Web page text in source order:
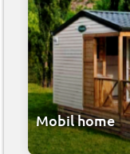
Mobil home